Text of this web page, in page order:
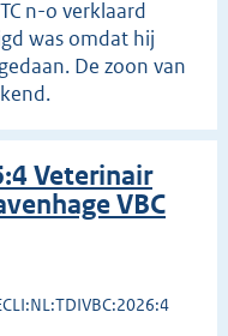
n-o verklaard
was omdat hij
De zoon van
Veterinair
VBC